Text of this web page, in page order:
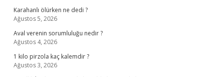
Karahanlı ölürken ne dedi ?
Ağustos 5, 2026
Aval verenin sorumluluğu nedir ?
Ağustos 4, 2026
1 kilo pirzola kaç kalemdir ?
Ağustos 3, 2026